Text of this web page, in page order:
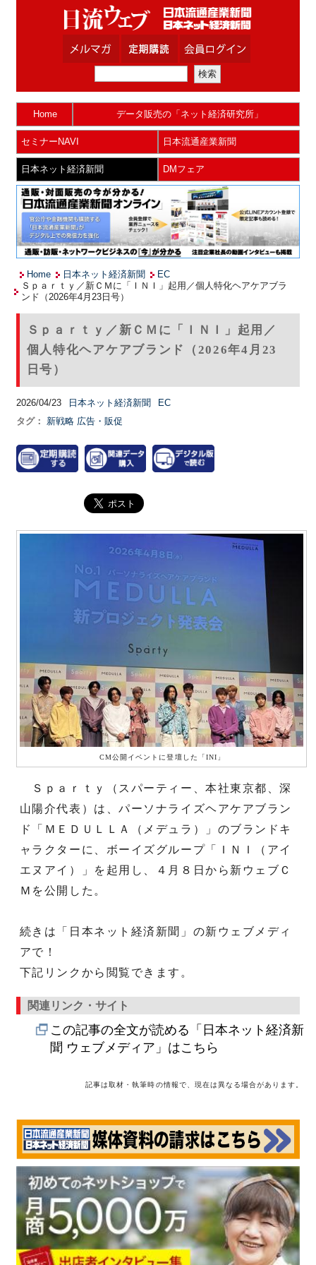
Home データ販売の「ネット経済研究所」
セミナーNAVI 日本流通産業新聞
日本ネット経済新聞 DMフェア
Home 日本ネット経済新聞
EC
Ｓｐａｒｔｙ／新ＣＭに「ＩＮＩ」起用／個人特化ヘアケアブラ
ンド（2026年4月23日号）
Ｓｐａｒｔｙ／新ＣＭに「ＩＮＩ」起用／
個人特化ヘアケアブランド（2026年4月23
日号）
2026/04/23 日本ネット経済新聞
EC
タグ：
新戦略 広告・販促
CM公開イベントに登壇した「INI」
Ｓｐａｒｔｙ（スパーティー、本社東京都、深
山陽介代表）は、パーソナライズヘアケアブラン
ド「ＭＥＤＵＬＬＡ（メデュラ）」のブランドキ
ャラクターに、ボーイズグループ「ＩＮＩ（アイ
エヌアイ）」を起用し、４月８日から新ウェブＣ
Ｍを公開した。
続きは「日本ネット経済新聞」の新ウェブメディ
アで！
下記リンクから閲覧できます。
関連リンク・サイト
この記事の全文が読める「日本ネット経済新
聞 ウェブメディア」はこちら
記事は取材・執筆時の情報で、現在は異なる場合があります。